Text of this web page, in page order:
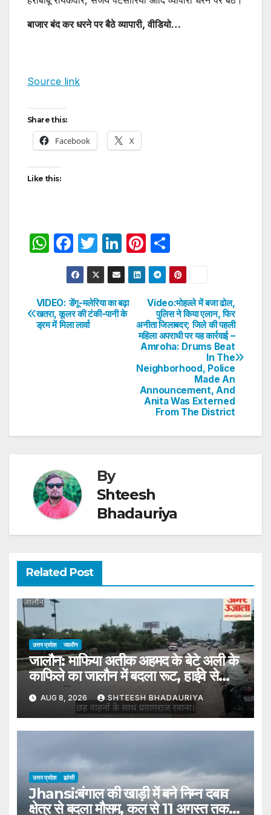
बाजार बंद कर धरने पर बैठे व्यापारी, वीडियो…
Source link
Share this:
Facebook X
Like this:
W
s
A
F
a
c
e
b
T
w
itt
er
Li
n
k
e
dI
Pi
nt
er
e
st
h
ar
e
Post
navigation
Video:मोहल्ले में बजा ढोल,
पुलिस ने किया एलान, फिर
अनीता जिलाबदर; जिले की पहली
महिला अपराधी पर यह कार्रवाई –
Amroha: Drums Beat
In The
Neighborhood, Police
Made An
Announcement, And
Anita Was Externed
From The District
VIDEO: डेंगू-मलेरिया का बढ़ा
खतरा, कूलर की टंकी-पानी के
ड्रम में मिला लार्वा
By
Shteesh
Bhadauriya
Related Post
उत्तर प्रदेश जालौन
जालौन: माफिया अतीक अहमद के बेटे अली के
काफिले का जालौन में बदला रूट, हाईवे से
प्रयागराज रवाना
AUG 8, 2026 SHTEESH BHADAURIYA
उत्तर प्रदेश झांसी
Jhansi:बंगाल की खाड़ी में बने निम्न दबाव
क्षेत्र से बदला मौसम, कल से 11 अगस्त तक